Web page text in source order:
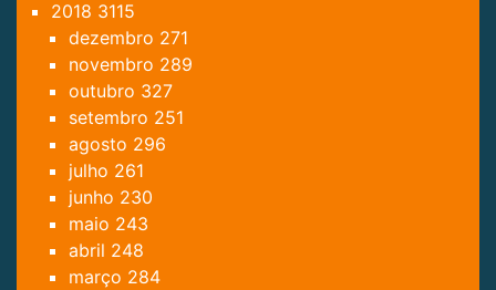
2018 3115
dezembro 271
novembro 289
outubro 327
setembro 251
agosto 296
julho 261
junho 230
maio 243
abril 248
março 284